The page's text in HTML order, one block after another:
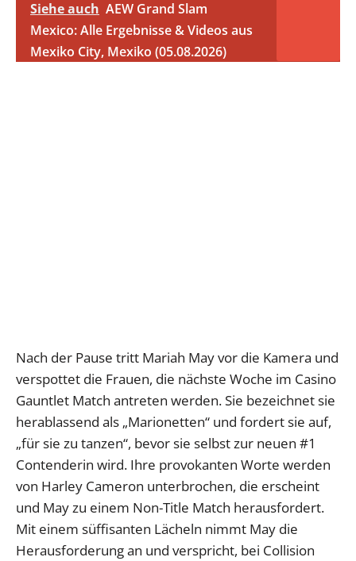
Siehe auch AEW Grand Slam
Mexico: Alle Ergebnisse & Videos aus
Mexiko City, Mexiko (05.08.2026)
Nach der Pause tritt Mariah May vor die Kamera und
verspottet die Frauen, die nächste Woche im Casino
Gauntlet Match antreten werden. Sie bezeichnet sie
herablassend als „Marionetten“ und fordert sie auf,
„für sie zu tanzen“, bevor sie selbst zur neuen #1
Contenderin wird. Ihre provokanten Worte werden
von Harley Cameron unterbrochen, die erscheint
und May zu einem Non-Title Match herausfordert.
Mit einem süffisanten Lächeln nimmt May die
Herausforderung an und verspricht, bei Collision